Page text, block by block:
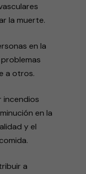
la muerte.
en la
a otros.
incendios
en la
y el
a